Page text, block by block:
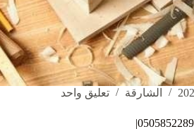
الشارقة تعليق واحد